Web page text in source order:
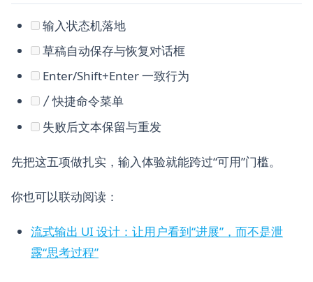
输入状态机落地
草稿自动保存与恢复对话框
Enter/Shift+Enter 一致行为
/快捷命令菜单
失败后文本保留与重发
先把这五项做扎实，输入体验就能跨过“可用”门槛。
你也可以联动阅读：
流式输出 UI 设计：让用户看到“进展”，而不是泄
露“思考过程”